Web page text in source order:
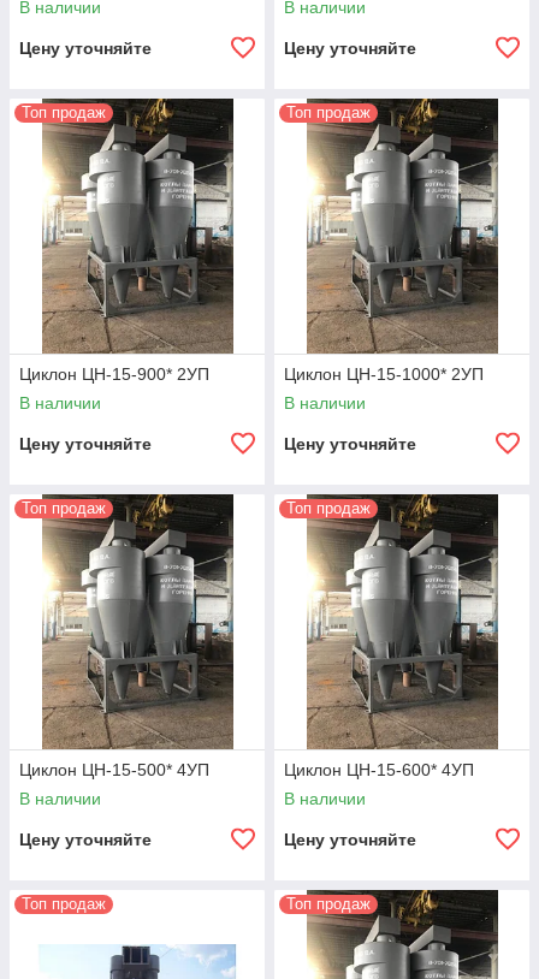
В наличии
Цену уточняйте
В наличии
Цену уточняйте
Топ продаж
Циклон ЦН-15-900* 2УП
В наличии
Цену уточняйте
Топ продаж
Циклон ЦН-15-1000* 2УП
В наличии
Цену уточняйте
Топ продаж
Циклон ЦН-15-500* 4УП
В наличии
Цену уточняйте
Топ продаж
Циклон ЦН-15-600* 4УП
В наличии
Цену уточняйте
Топ продаж Топ продаж